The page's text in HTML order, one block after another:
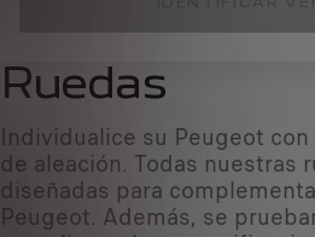
Ruedas
Individualice su Peugeot
de aleación. Todas nuestras
diseñadas para
Peugeot. Además, se